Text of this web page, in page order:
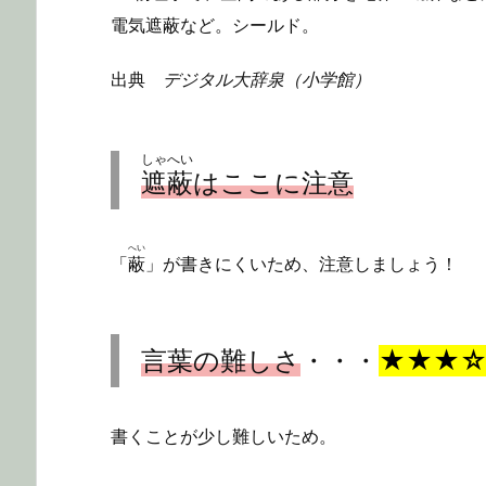
電気遮蔽など。シールド。
出典 デジタル大辞泉（小学館）
遮蔽
しゃへい
はここに注意
「蔽
へい
」が書きにくいため、注意しましょう！
言葉の難しさ ・・・
書くことが少し難しいため。